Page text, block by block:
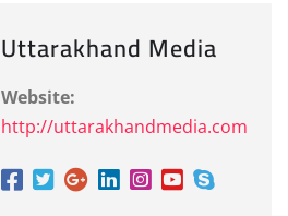
Uttarakhand Media
Website:
http://uttarakhandmedia.com